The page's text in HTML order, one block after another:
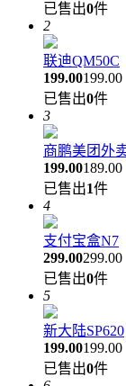
已售出0件
2
联迪QM50C
199.00199.00
已售出0件
3
商鹏美团外
199.00189.00
已售出1件
4
支付宝盒N7
299.00299.00
已售出0件
5
新大陆SP620
199.00199.00
已售出0件